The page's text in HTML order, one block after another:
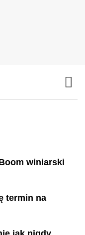
winiarski
termin na